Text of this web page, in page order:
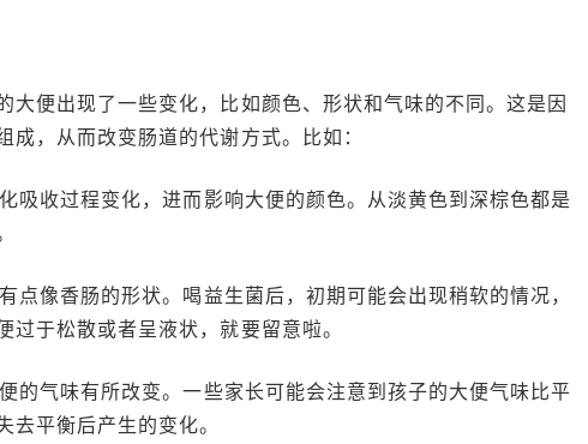
大便出现了一些变化，比如颜色、形状和气味的不同。这是因
，从而改变肠道的代谢方式。比如：
吸收过程变化，进而影响大便的颜色。从淡黄色到深棕色都是
像香肠的形状。喝益生菌后，初期可能会出现稍软的情况，
于松散或者呈液状，就要留意啦。
的气味有所改变。一些家长可能会注意到孩子的大便气味比平
平衡后产生的变化。